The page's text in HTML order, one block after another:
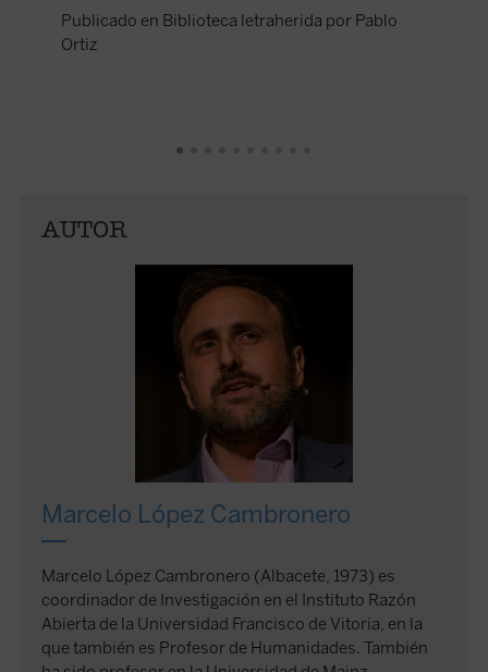
Publicado en Biblioteca letraherida por Pablo
Ortiz
AUTOR
Marcelo López Cambronero
Marcelo López Cambronero (Albacete, 1973) es
coordinador de Investigación en el Instituto Razón
Abierta de la Universidad Francisco de Vitoria, en la
que también es Profesor de Humanidades. También